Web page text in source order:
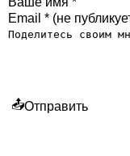
📤Отправить